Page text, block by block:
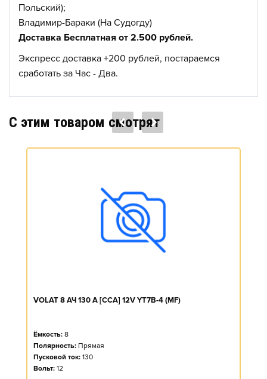
Польский);
Владимир-Бараки (На Судогду)
Доставка Бесплатная от 2.500 рублей.
Экспресс доставка +200 рублей, постараемся
сработать за Час - Два.
C этим товаром смотрят
VOLAT 8 АЧ 130 A [CCA] 12V YT7B-4 (MF)
Ёмкость: 8
Полярность: Прямая
Пусковой ток: 130
Вольт: 12